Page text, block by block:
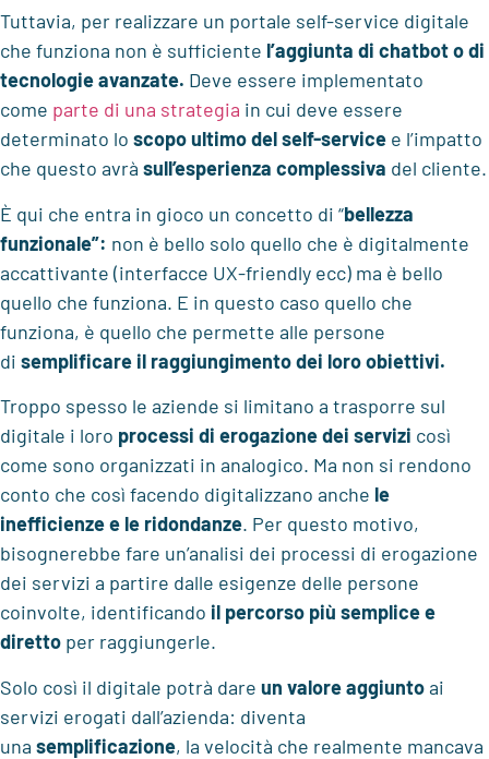
Tuttavia, per realizzare un portale self-service digitale
che funziona non è sufficiente l’aggiunta di chatbot o di
tecnologie avanzate. Deve essere implementato
come parte di una strategia in cui deve essere
determinato lo scopo ultimo del self-service e l’impatto
che questo avrà sull’esperienza complessiva del cliente.
È qui che entra in gioco un concetto di “bellezza
funzionale”: non è bello solo quello che è digitalmente
accattivante (interfacce UX-friendly ecc) ma è bello
quello che funziona. E in questo caso quello che
funziona, è quello che permette alle persone
di semplificare il raggiungimento dei loro obiettivi.
Troppo spesso le aziende si limitano a trasporre sul
digitale i loro processi di erogazione dei servizi così
come sono organizzati in analogico. Ma non si rendono
conto che così facendo digitalizzano anche le
inefficienze e le ridondanze. Per questo motivo,
bisognerebbe fare un’analisi dei processi di erogazione
dei servizi a partire dalle esigenze delle persone
coinvolte, identificando il percorso più semplice e
diretto per raggiungerle.
Solo così il digitale potrà dare un valore aggiuntoai
servizi erogati dall’azienda: diventa
una semplificazione, la velocità che realmente mancava